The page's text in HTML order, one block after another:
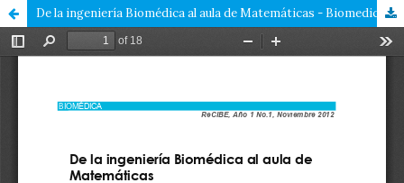
De la ingeniería Biomédica al aula de Matemáticas - Biomedical engineering to mathematics classroom